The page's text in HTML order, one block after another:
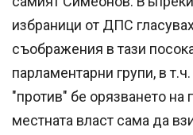
избраници от ДПС
съображения в тази
парламентарни групи, в
"против" бе орязването
местната власт сама да